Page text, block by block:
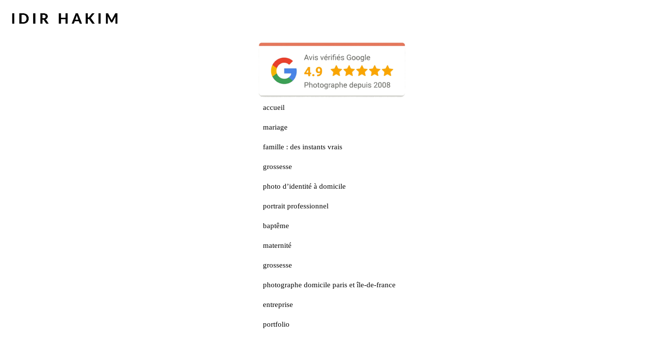
accueil
mariage
famille : des instants vrais
grossesse
photo d’identité à domicile
portrait professionnel
baptême
maternité
grossesse
photographe domicile paris et île-de-france
entreprise
portfolio